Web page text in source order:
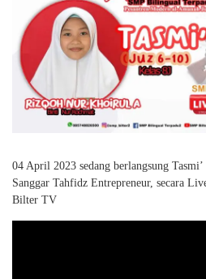
04 April 2023 sedang berlangsung
Sanggar Tahfidz Entrepreneur, secara
Bilter TV